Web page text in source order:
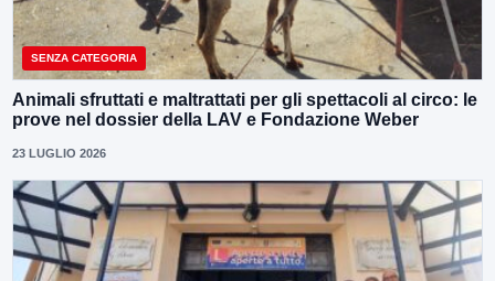
SENZA CATEGORIA
Animali sfruttati e maltrattati per gli spettacoli al circo: le
prove nel dossier della LAV e Fondazione Weber
23 LUGLIO 2026